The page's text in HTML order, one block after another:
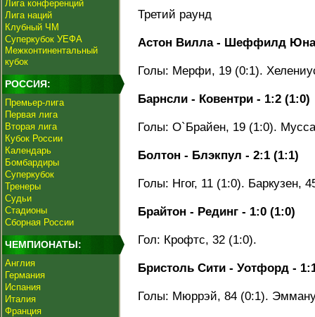
Лига конференций
Лига наций
Клубный ЧМ
Суперкубок УЕФА
Межконтинентальный
кубок
РОССИЯ:
Премьер-лига
Первая лига
Вторая лига
Кубок России
Календарь
Бомбардиры
Суперкубок
Тренеры
Судьи
Стадионы
Сборная России
ЧЕМПИОНАТЫ:
Англия
Германия
Испания
Италия
Франция
Третий раунд
Астон Вилла - Шеффилд
Голы: Мерфи, 19 (0:1).
Барнсли - Ковентри - 1:2 (1:0)
Голы: О`Брайен, 19 (1:0).
Болтон - Блэкпул - 2:1 (1:1)
Голы: Нгог, 11 (1:0). Баркузен,
Брайтон - Рединг - 1:0 (1:0)
Гол: Крофтс, 32 (1:0).
Бристоль Сити - Уотфорд -
Голы: Мюррэй, 84 (0:1).